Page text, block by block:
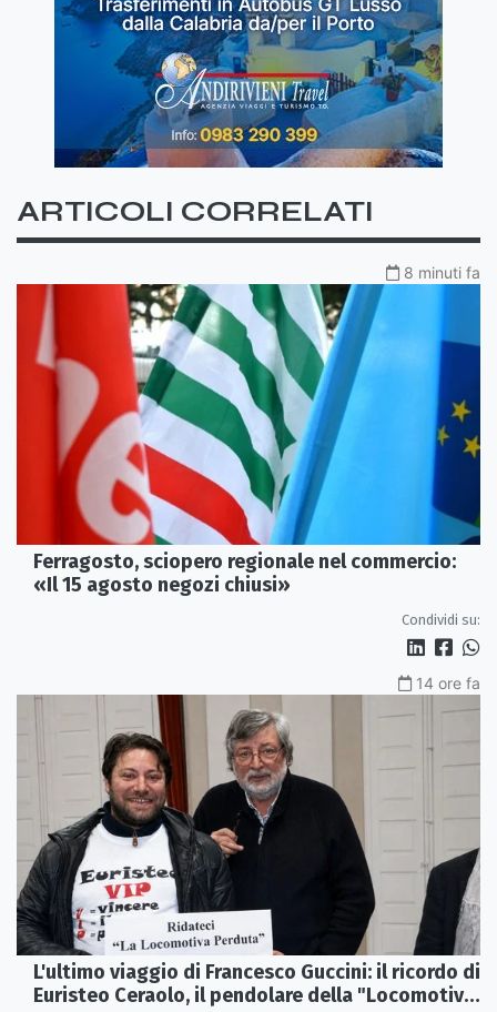
ARTICOLI CORRELATI
8 minuti fa
Ferragosto, sciopero regionale nel commercio:
«Il 15 agosto negozi chiusi»
Condividi su:
14 ore fa
L'ultimo viaggio di Francesco Guccini: il ricordo di
Euristeo Ceraolo, il pendolare della "Locomotiva